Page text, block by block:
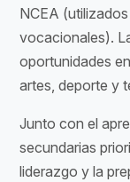
NCEA
vocacionales).
oportunidades
artes, deporte y
Junto con el
secundarias
liderazgo y la